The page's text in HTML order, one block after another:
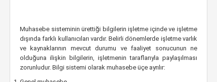
Muhasebe sisteminin ürettiği bilgilerin işletme içinde ve işletme
dışında farklı kullanıcıları vardır. Belirli dönemlerde işletme varlık
ve kaynaklarının mevcut durumu ve faaliyet sonucunun ne
olduğuna ilişkin bilgilerin, işletmenin taraflarıyla paylaşılması
zorunludur. Bilgi sistemi olarak muhasebe üçe ayrılır: